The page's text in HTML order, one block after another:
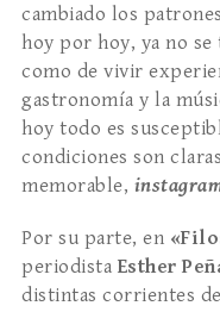
cambiado los
hoy por hoy, ya no
como de vivir
gastronomía y la
hoy todo es
condiciones son
memorable,
Por su parte, en
periodista Esther
distintas corrientes